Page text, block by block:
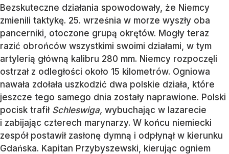
Bezskuteczne działania spowodowały, że Niemcy
zmienili taktykę. 25. września w morze wyszły oba
pancerniki, otoczone grupą okrętów. Mogły teraz
razić obrońców wszystkimi swoimi działami, w tym
artylerią główną kalibru 280 mm. Niemcy rozpoczęli
ostrzał z odległości około 15 kilometrów. Ogniowa
nawała zdołała uszkodzić dwa polskie działa, które
jeszcze tego samego dnia zostały naprawione. Polski
pocisk trafił Schleswiga, wybuchając w lazarecie
i zabijając czterech marynarzy. W końcu niemiecki
zespół postawił zasłonę dymną i odpłynął w kierunku
Gdańska. Kapitan Przybyszewski, kierując ogniem